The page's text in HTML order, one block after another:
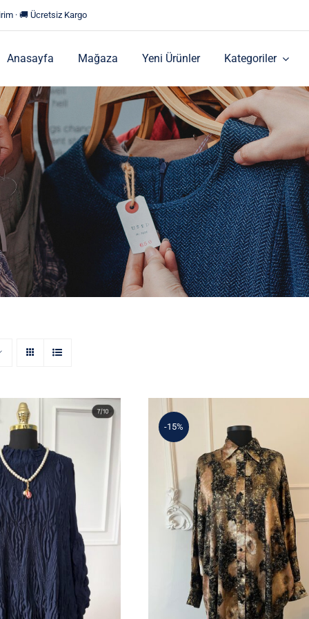
· 🚚 Ücretsiz Kargo
Anasayfa Mağaza Yeni Ürünler Kategoriler
İthal Kıyafetler
Özel İlan
-15%
Alina Tunik